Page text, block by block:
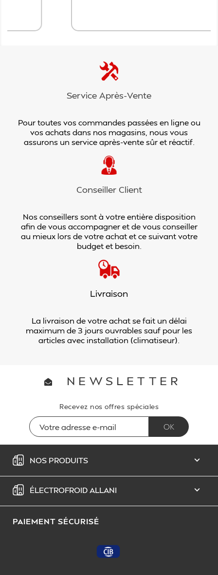
Service Après-Vente
Pour toutes vos commandes passées en ligne ou
vos achats dans nos magasins, nous vous
assurons un service après-vente sûr et réactif.
Conseiller Client
Nos conseillers sont à votre entière disposition
afin de vous accompagner et de vous conseiller
au mieux lors de votre achat et ce suivant votre
budget et besoin.
Livraison
La livraison de votre achat se fait un délai
maximum de 3 jours ouvrables sauf pour les
articles avec installation (climatiseur).
NEWSLETTER
Recevez nos offres spéciales
NOS PRODUITS 
ÉLECTROFROID ALLANI 
PAIEMENT SÉCURISÉ